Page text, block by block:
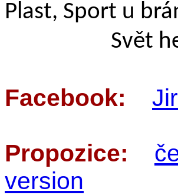
Plast, Sport u
Svět her,
Facebook:
Propozice:
version